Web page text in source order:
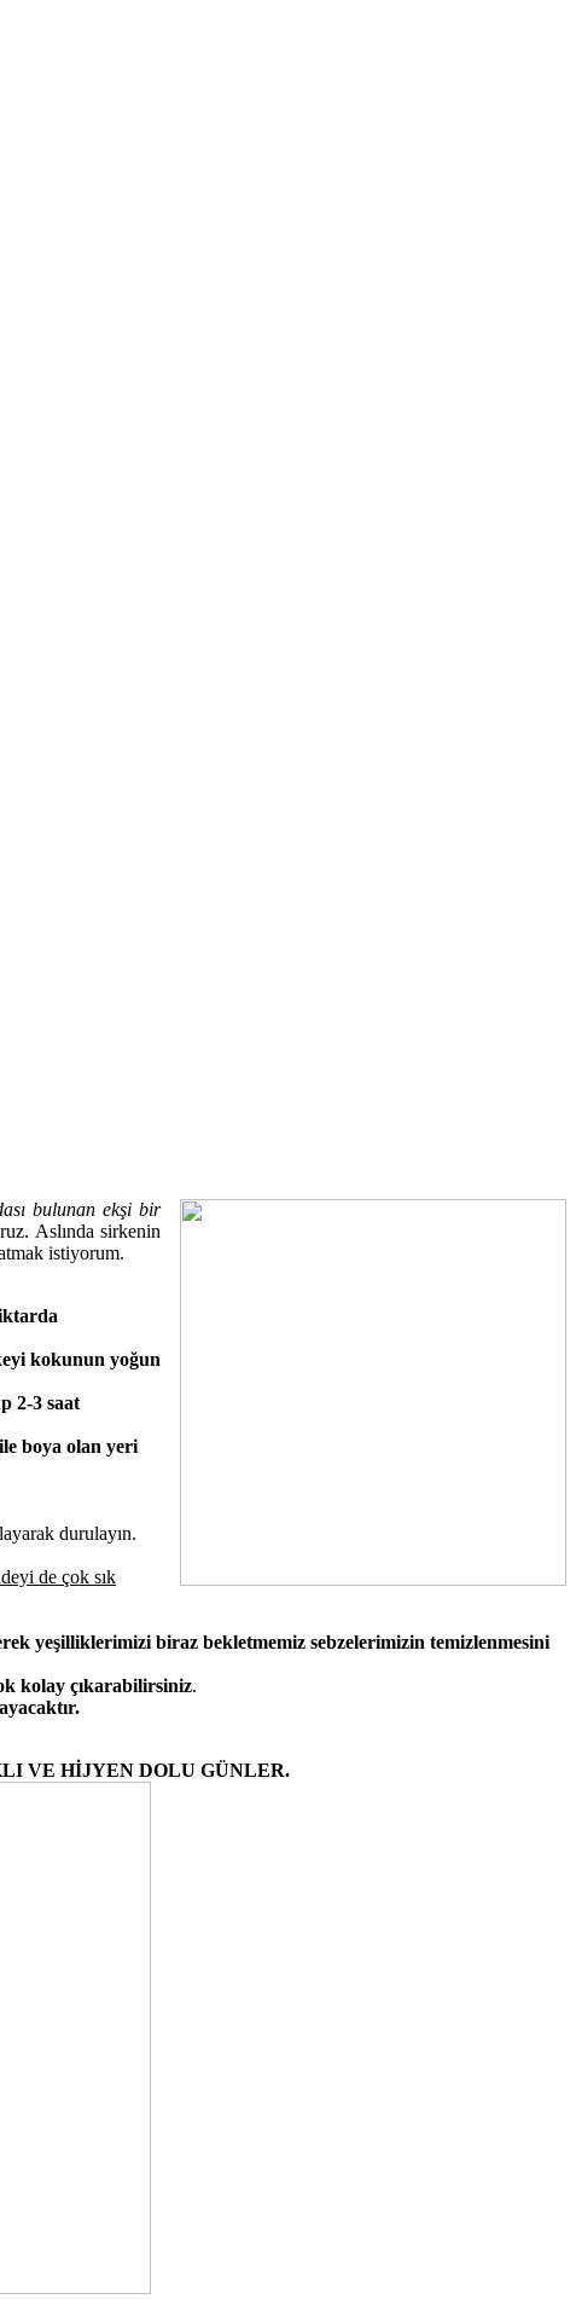
bulunan ekşi bir
Aslında sirkenin
istiyorum.
kokunun yoğun
2-3 saat
boya olan yeri
durulayın.
de çok sık
yeşilliklerimizi biraz bekletmemiz sebzelerimizin temizlenmesini
kolay çıkarabilirsiniz.
VE HİJYEN DOLU GÜNLER.